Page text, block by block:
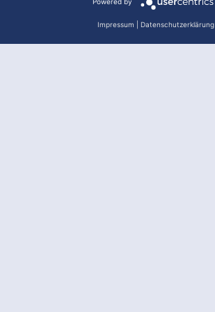
Impressum Datenschutzerklärung